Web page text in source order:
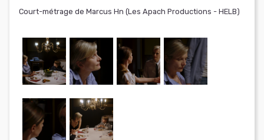
Court-métrage de Marcus Hn (Les Apach Productions - HELB)